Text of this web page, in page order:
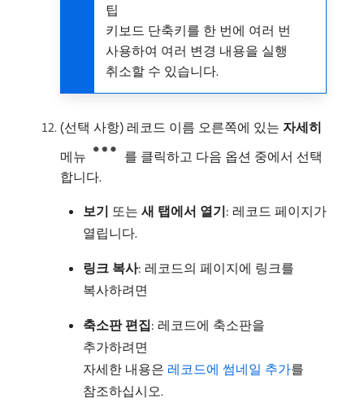
팁
키보드 단축키를 한 번에 여러 번
사용하여 여러 변경 내용을 실행
취소할 수 있습니다.
(선택 사항) 레코드 이름 오른쪽에 있는 자세히
메뉴
를 클릭하고 다음 옵션 중에서 선택
합니다.
보기 또는 새 탭에서 열기: 레코드 페이지가
열립니다.
링크 복사: 레코드의 페이지에 링크를
복사하려면
축소판 편집: 레코드에 축소판을
추가하려면
자세한 내용은 레코드에 썸네일 추가를
참조하십시오.